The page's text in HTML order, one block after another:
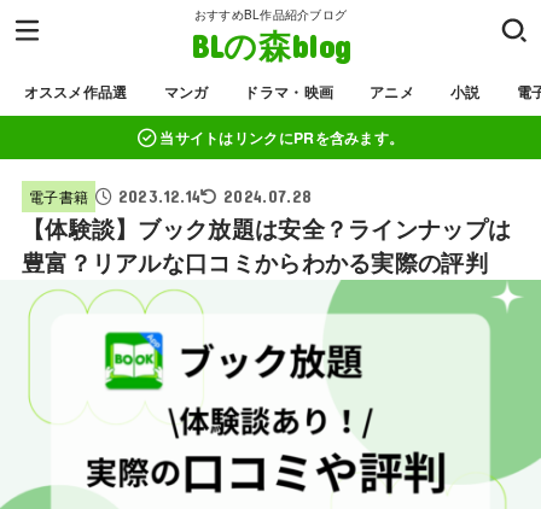
おすすめBL作品紹介ブログ
BLの森blog
オススメ作品選 マンガ ドラマ・映画 アニメ 小説 電
当サイトはリンクにPRを含みます。
電子書籍 2023.12.14 2024.07.28
【体験談】ブック放題は安全？ラインナップは
豊富？リアルな口コミからわかる実際の評判